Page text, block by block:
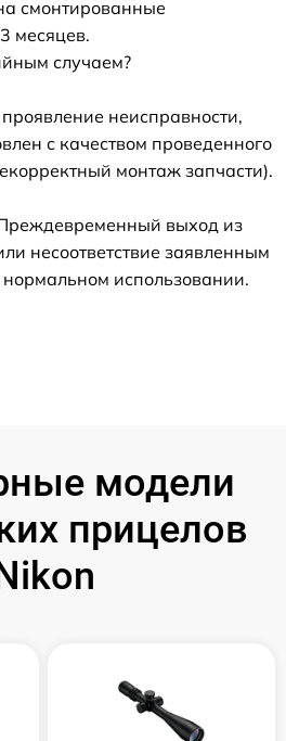
смонтированные
месяцев.
случаем?
неисправности,
с качеством проведенного
монтаж запчасти).
выход из
несоответствие заявленным
использовании.
модели
прицелов